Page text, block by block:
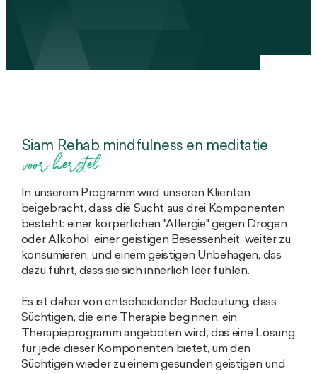
Siam Rehab mindfulness en meditatie
voor herstel
In unserem Programm wird unseren Klienten
beigebracht, dass die Sucht aus drei Komponenten
besteht: einer körperlichen "Allergie" gegen Drogen
oder Alkohol, einer geistigen Besessenheit, weiter zu
konsumieren, und einem geistigen Unbehagen, das
dazu führt, dass sie sich innerlich leer fühlen.
Es ist daher von entscheidender Bedeutung, dass
Süchtigen, die eine Therapie beginnen, ein
Therapieprogramm angeboten wird, das eine Lösung
für jede dieser Komponenten bietet, um den
Süchtigen wieder zu einem gesunden geistigen und